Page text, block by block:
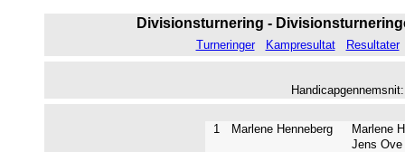
Divisionsturnering -
Turneringer Kampresultat Resultater
1 Marlene Henneberg
Marlene
Jens Ove